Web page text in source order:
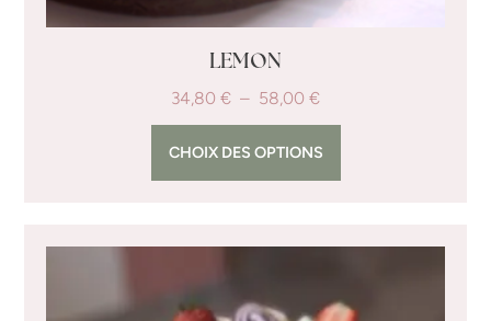
LEMON
34,80 € – 58,00 €
CHOIX DES OPTIONS